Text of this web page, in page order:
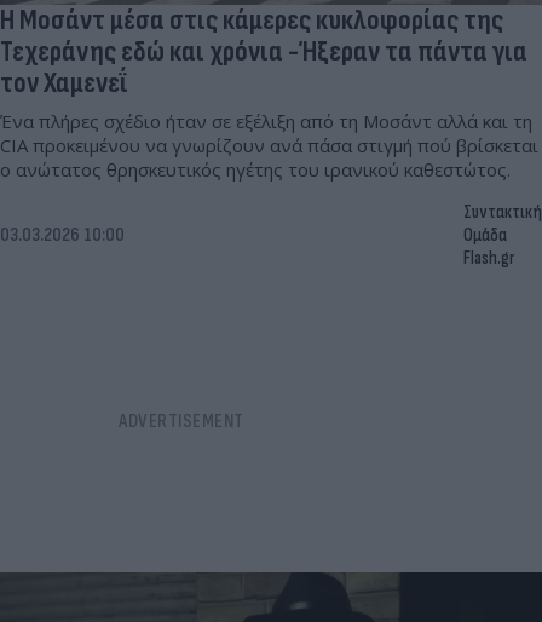
Η Μοσάντ μέσα στις κάμερες κυκλοφορίας της
Τεχεράνης εδώ και χρόνια -Ήξεραν τα πάντα για
τον Χαμενεΐ
Ένα πλήρες σχέδιο ήταν σε εξέλιξη από τη Μοσάντ αλλά και τη
CIA προκειμένου να γνωρίζουν ανά πάσα στιγμή πού βρίσκεται
ο ανώτατος θρησκευτικός ηγέτης του ιρανικού καθεστώτος.
03.03.2026 10:00
Συντακτική
Ομάδα
Flash.gr